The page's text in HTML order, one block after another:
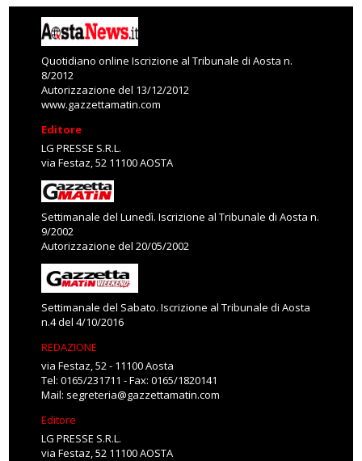
Quotidiano online Iscrizione al Tribunale di Aosta n.
8/2012
Autorizzazione del 13/12/2012
www.gazzettamatin.com
Editore
LG PRESSE S.R.L.
via Festaz, 52 11100 AOSTA
Settimanale del Lunedì. Iscrizione al Tribunale di Aosta n.
9/2002
Autorizzazione del 20/05/2002
Settimanale del Sabato. Iscrizione al Tribunale di Aosta
n.4 del 4/10/2016
REDAZIONE
via Festaz, 52 - 11100 Aosta
Tel: 0165/231711 - Fax: 0165/1820141
Mail: segreteria@gazzettamatin.com
Editore
LG PRESSE S.R.L.
via Festaz, 52 11100 AOSTA